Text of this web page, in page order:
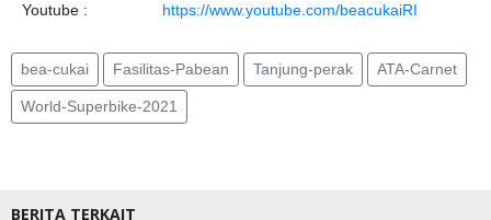
Youtube : https://www.youtube.com/beacukaiRI
bea-cukai Fasilitas-Pabean Tanjung-perak ATA-Carnet
World-Superbike-2021
BERITA TERKAIT